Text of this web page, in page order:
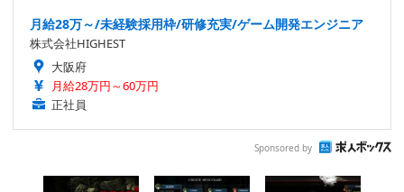
月給28万～/未経験採用枠/研修充実/ゲーム開発エンジニア
株式会社HIGHEST
大阪府
月給28万円～60万円
正社員
Sponsored by